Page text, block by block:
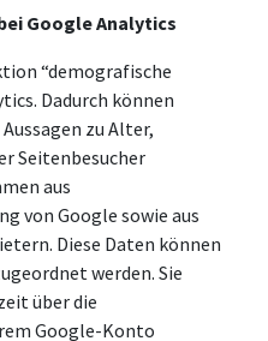
Google Analytics
“demografische
Dadurch können
zu Alter,
Seitenbesucher
aus
von Google sowie aus
Diese Daten können
werden. Sie
über die
Google-Konto